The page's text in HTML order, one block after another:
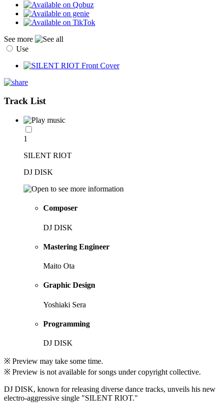
See more
Use
Track List
1
SILENT RIOT
DJ DISK
Composer
DJ DISK
Mastering Engineer
Maito Ota
Graphic Design
Yoshiaki Sera
Programming
DJ DISK
※ Preview may take some time.
※ Preview is not available for songs under copyright collective.
DJ DISK, known for releasing diverse dance tracks, unveils his new
electro-aggressive single "SILENT RIOT."